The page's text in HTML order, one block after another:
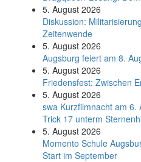
5. August 2026
Diskussion:
Zeitenwende
5. August 2026
Augsburg feiert am 8.
5. August 2026
Friedensfest: Zwischen
5. August 2026
swa Kurz­film­nacht am 6.
Trick 17 unterm
5. August 2026
Momento Schule
Start im September